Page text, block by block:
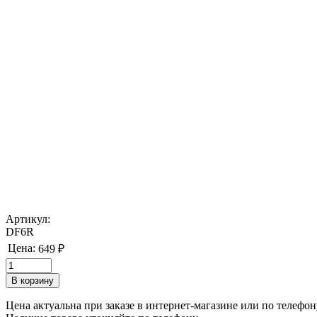
Артикул:
DF6R
Цена: 649 ₽
Цена актуальна при заказе в интернет-магазине или по